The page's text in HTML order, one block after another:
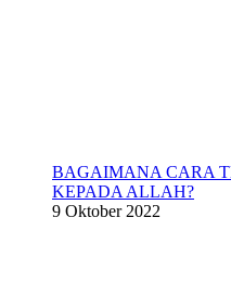
BAGAIMANA CARA
KEPADA ALLAH?
9 Oktober 2022